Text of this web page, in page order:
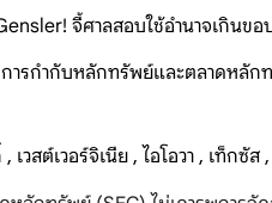
จี้ศาลสอบใช้อำนาจเกินข
รกำกับหลักทรัพย์และตลาดหลัก
วสต์เวอร์จิเนีย , ไอโอวา , เท็ก